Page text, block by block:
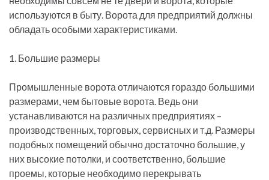
используются в быту. Ворота для предприятий должны
обладать особыми характеристиками.
1. Большие размеры
Промышленные ворота отличаются гораздо большими
размерами, чем бытовые ворота. Ведь они
устанавливаются на различных предприятиях –
производственных, торговых, сервисных и т.д. Размеры
подобных помещений обычно достаточно большие, у
них высокие потолки, и соответственно, большие
проемы, которые необходимо перекрывать